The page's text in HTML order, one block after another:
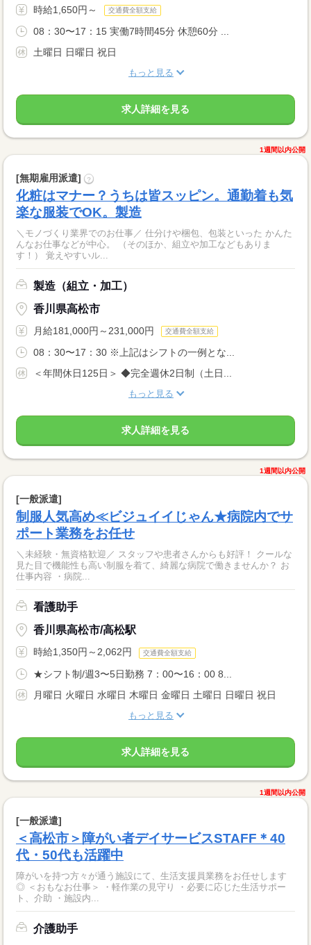
時給1,650円～ 交通費全額支給
08：30〜17：15 実働7時間45分 休憩60分 ...
土曜日 日曜日 祝日
もっと見る
求人詳細を見る
1週間以内公開
[無期雇用派遣] ?
化粧はマナー？うちは皆スッピン。通勤着も気
楽な服装でOK。製造
＼モノづくり業界でのお仕事／ 仕分けや梱包、包装といった かんた
んなお仕事などが中心。 （そのほか、組立や加工などもありま
す！） 覚えやすいル...
製造（組立・加工）
香川県高松市
月給181,000円～231,000円 交通費全額支給
08：30〜17：30 ※上記はシフトの一例とな...
＜年間休日125日＞ ◆完全週休2日制（土日...
もっと見る
求人詳細を見る
1週間以内公開
[一般派遣]
制服人気高め≪ビジュイイじゃん★病院内でサ
ポート業務をお任せ
＼未経験・無資格歓迎／ スタッフや患者さんからも好評！ クールな
見た目で機能性も高い制服を着て、綺麗な病院で働きませんか？ お
仕事内容 ・病院...
看護助手
香川県高松市/高松駅
時給1,350円～2,062円 交通費全額支給
★シフト制/週3〜5日勤務 7：00〜16：00 8...
月曜日 火曜日 水曜日 木曜日 金曜日 土曜日 日曜日 祝日
もっと見る
求人詳細を見る
1週間以内公開
[一般派遣]
＜高松市＞障がい者デイサービスSTAFF＊40
代・50代も活躍中
障がいを持つ方々が通う施設にて、生活支援員業務をお任せします
◎ ＜おもなお仕事＞ ・軽作業の見守り ・必要に応じた生活サポー
ト、介助 ・施設内...
介護助手